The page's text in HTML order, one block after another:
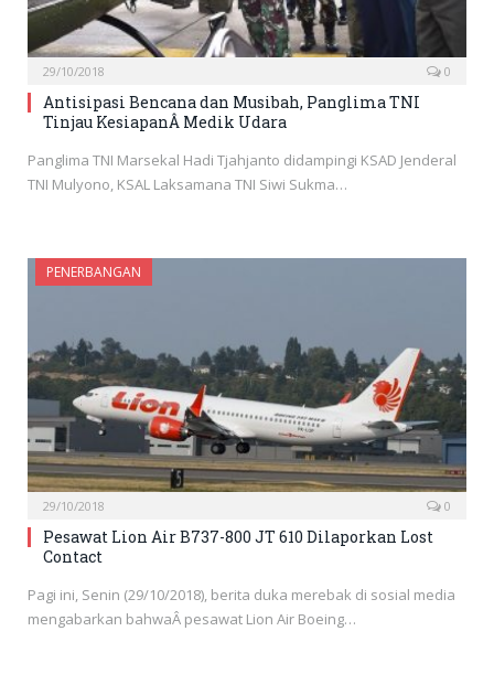
29/10/2018 0
Antisipasi Bencana dan Musibah, Panglima TNI
Tinjau KesiapanÂ Medik Udara
Panglima TNI Marsekal Hadi Tjahjanto didampingi KSAD Jenderal
TNI Mulyono, KSAL Laksamana TNI Siwi Sukma…
PENERBANGAN
29/10/2018 0
Pesawat Lion Air B737-800 JT 610 Dilaporkan Lost
Contact
Pagi ini, Senin (29/10/2018), berita duka merebak di sosial media
mengabarkan bahwaÂ pesawat Lion Air Boeing…